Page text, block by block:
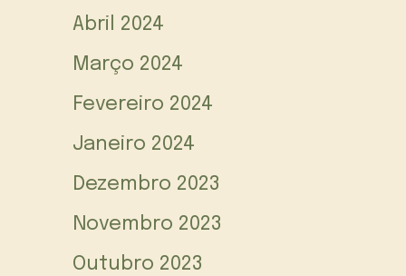
Abril 2024
Março 2024
Fevereiro 2024
Janeiro 2024
Dezembro 2023
Novembro 2023
Outubro 2023